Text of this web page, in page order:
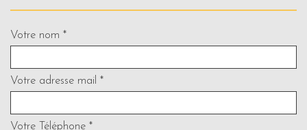
Votre nom *
Votre adresse mail *
Votre Téléphone *